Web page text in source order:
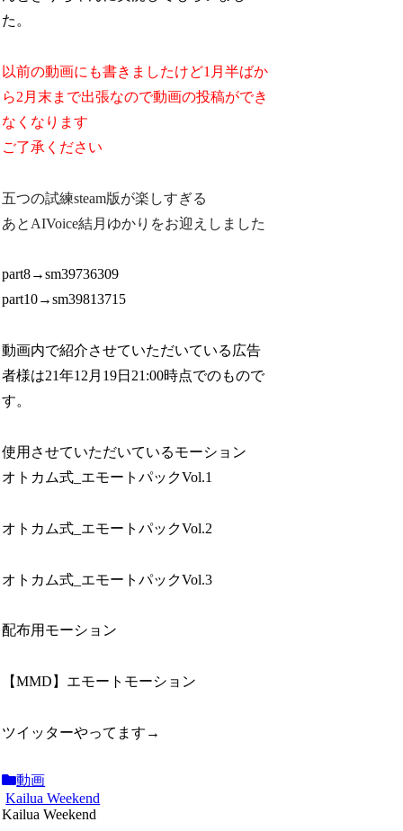
た。
以前の動画にも書きましたけど1月半ばか
ら2月末まで出張なので動画の投稿ができ
なくなります
ご了承ください
五つの試練steam版が楽しすぎる
あとAIVoice結月ゆかりをお迎えしました
part8→sm39736309
part10→sm39813715
動画内で紹介させていただいている広告
者様は21年12月19日21:00時点でのもので
す。
使用させていただいているモーション
オトカム式_エモートパックVol.1
オトカム式_エモートパックVol.2
オトカム式_エモートパックVol.3
配布用モーション
【MMD】エモートモーション
ツイッターやってます→
動画
Kailua Weekend
Kailua Weekend